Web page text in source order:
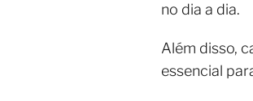
no dia a dia.
Além disso,
essencial